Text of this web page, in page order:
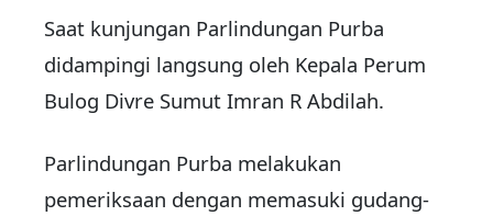
Saat kunjungan Parlindungan Purba
didampingi langsung oleh Kepala Perum
Bulog Divre Sumut Imran R Abdilah.
Parlindungan Purba melakukan
pemeriksaan dengan memasuki gudang-